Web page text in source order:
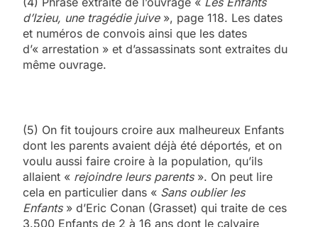
d’Izieu, une tragédie juive», page 118. Les dates
et numéros de convois ainsi que les dates
d’« arrestation » et d’assassinats sont extraites du
même ouvrage.
(5) On fit toujours croire aux malheureux Enfants
dont les parents avaient déjà été déportés, et on
voulu aussi faire croire à la population, qu’ils
allaient « rejoindre leurs parents». On peut lire
cela en particulier dans « Sans oublier les
Enfants» d’Eric Conan (Grasset) qui traite de ces
3.500 Enfants de 2 à 16 ans dont le calvaire